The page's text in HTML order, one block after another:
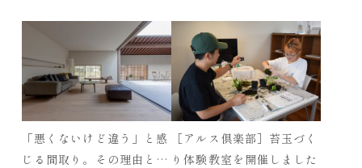
「悪くないけど違う」と感
じる間取り。その理由と後
［アルス倶楽部］苔玉づく
り体験教室を開催しました